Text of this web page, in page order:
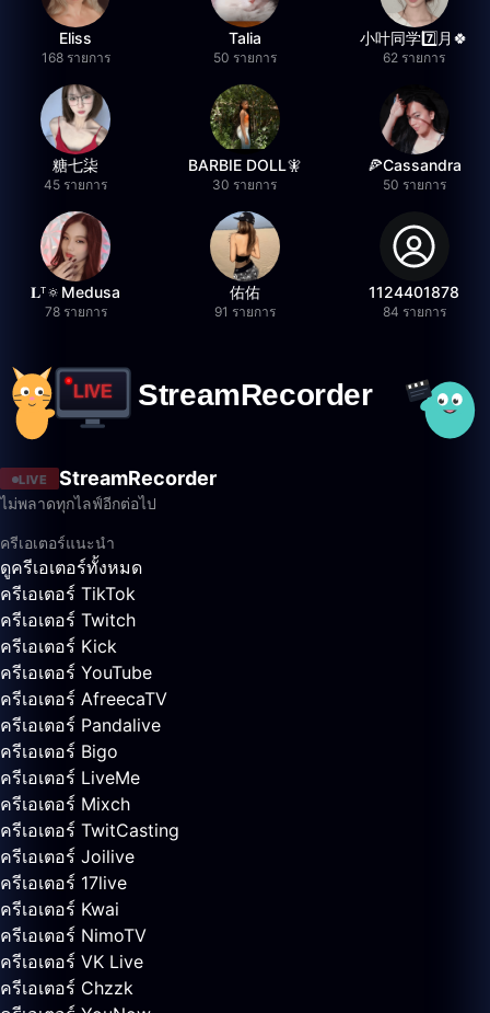
Eliss
168 รายการ
Talia
50 รายการ
小叶同学7️⃣月🍀
62 รายการ
糖七柒
45 รายการ
BARBIE DOLL🧚
30 รายการ
🍕Cassandra
50 รายการ
𝐋ᵀ🔅Medusa
78 รายการ
佑佑
91 รายการ
1124401878
84 รายการ
LIVE StreamRecorder
ไม่พลาดทุกไลฟ์อีกต่อไป
ครีเอเตอร์แนะนำ
ดูครีเอเตอร์ทั้งหมด
ครีเอเตอร์ TikTok
ครีเอเตอร์ Twitch
ครีเอเตอร์ Kick
ครีเอเตอร์ YouTube
ครีเอเตอร์ AfreecaTV
ครีเอเตอร์ Pandalive
ครีเอเตอร์ Bigo
ครีเอเตอร์ LiveMe
ครีเอเตอร์ Mixch
ครีเอเตอร์ TwitCasting
ครีเอเตอร์ Joilive
ครีเอเตอร์ 17live
ครีเอเตอร์ Kwai
ครีเอเตอร์ NimoTV
ครีเอเตอร์ VK Live
ครีเอเตอร์ Chzzk